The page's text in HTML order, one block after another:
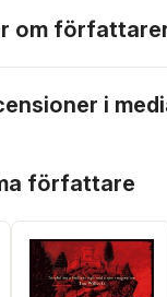
om
i
författare